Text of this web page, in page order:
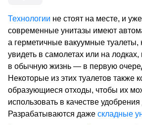
Технологии не стоят на месте, и
современные унитазы имеют
а герметичные вакуумные
увидеть в самолетах или на
в обычную жизнь — в первую
Некоторые из этих туалетов также
образующиеся отходы, чтобы их
использовать в качестве
Разрабатываются даже складные